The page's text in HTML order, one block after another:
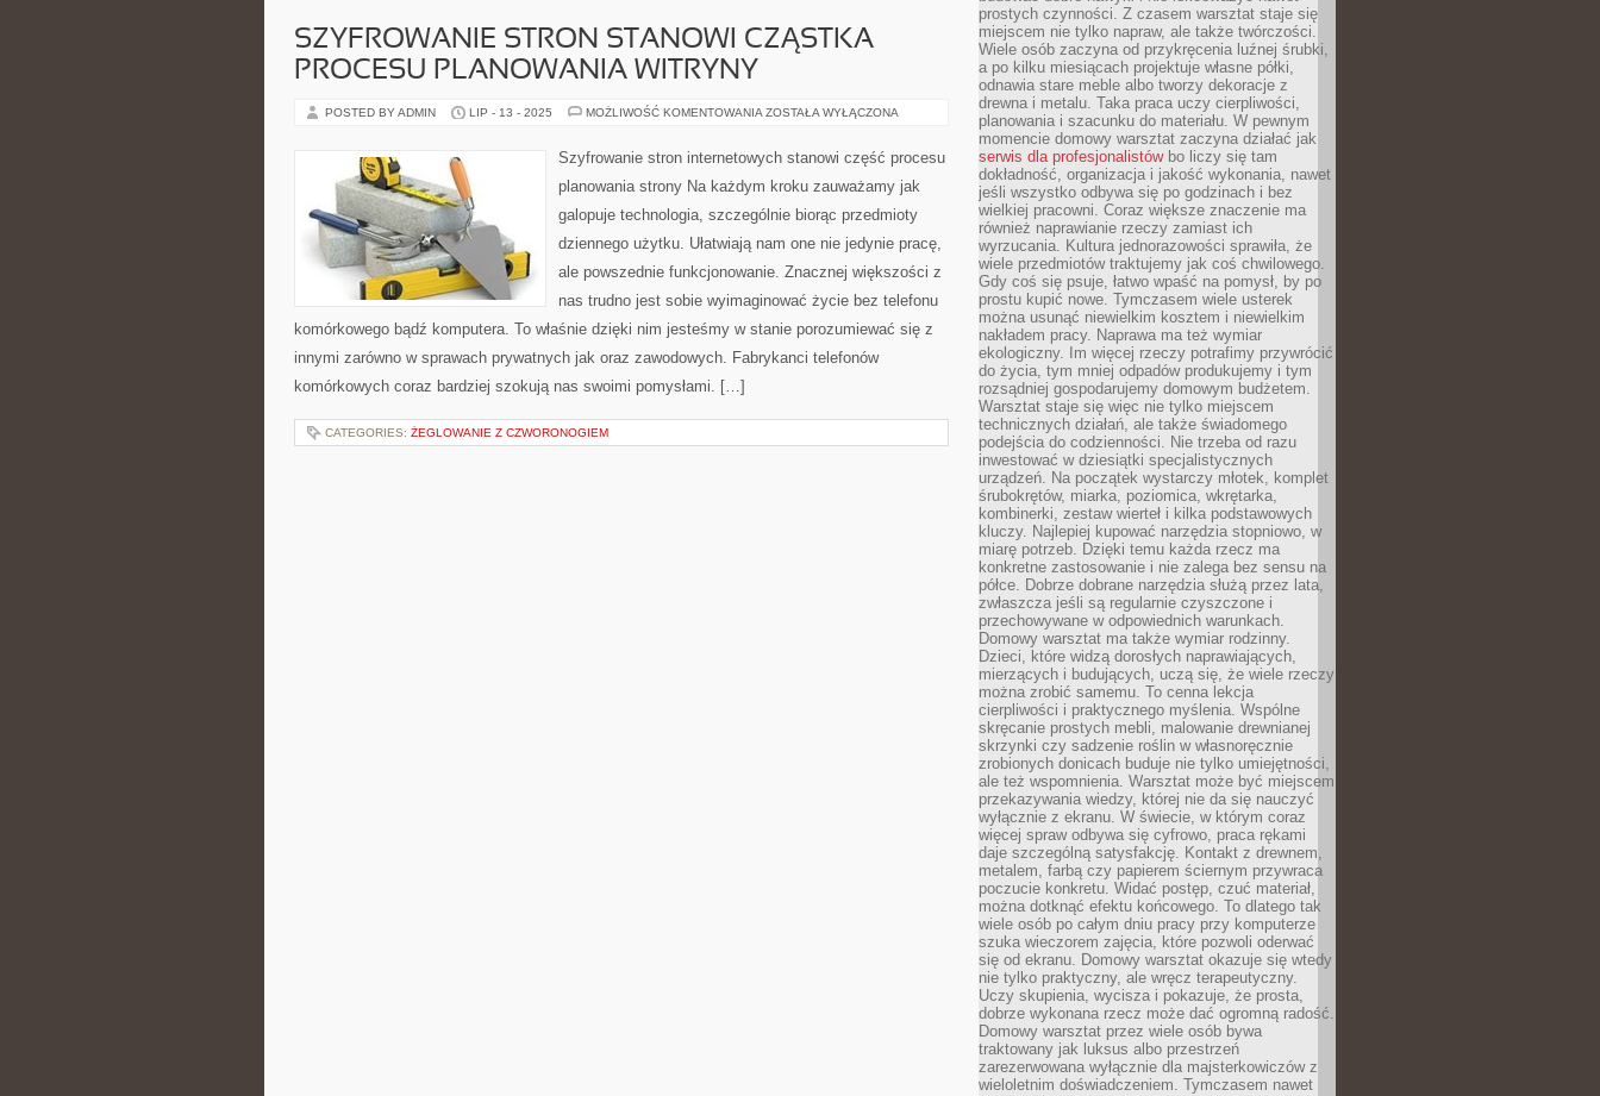
SZYFROWANIE STRON STANOWI CZĄSTKA
PROCESU PLANOWANIA WITRYNY
POSTED BY ADMIN LIP - 13 - 2025 MOŻLIWOŚĆ KOMENTOWANIA SZYFROWANIE
CZĄSTKA
PROCESU
WITRYNY
ZOSTAŁA WYŁĄCZONA
Szyfrowanie stron internetowych stanowi część procesu
planowania strony Na każdym kroku zauważamy jak
galopuje technologia, szczególnie biorąc przedmioty
dziennego użytku. Ułatwiają nam one nie jedynie pracę,
ale powszednie funkcjonowanie. Znacznej większości z
nas trudno jest sobie wyimaginować życie bez telefonu
komórkowego bądź komputera. To właśnie dzięki nim jesteśmy w stanie porozumiewać się z
innymi zarówno w sprawach prywatnych jak oraz zawodowych. Fabrykanci telefonów
komórkowych coraz bardziej szokują nas swoimi pomysłami. […]
CATEGORIES: ŻEGLOWANIE Z CZWORONOGIEM
prostych czynności. Z czasem warsztat staje się
miejscem nie tylko napraw, ale także twórczości.
Wiele osób zaczyna od przykręcenia luźnej śrubki,
a po kilku miesiącach projektuje własne półki,
odnawia stare meble albo tworzy dekoracje z
drewna i metalu. Taka praca uczy cierpliwości,
planowania i szacunku do materiału. W pewnym
momencie domowy warsztat zaczyna działać jak
serwis dla profesjonalistówbo liczy się tam
dokładność, organizacja i jakość wykonania, nawet
jeśli wszystko odbywa się po godzinach i bez
wielkiej pracowni. Coraz większe znaczenie ma
również naprawianie rzeczy zamiast ich
wyrzucania. Kultura jednorazowości sprawiła, że
wiele przedmiotów traktujemy jak coś chwilowego.
Gdy coś się psuje, łatwo wpaść na pomysł, by po
prostu kupić nowe. Tymczasem wiele usterek
można usunąć niewielkim kosztem i niewielkim
nakładem pracy. Naprawa ma też wymiar
ekologiczny. Im więcej rzeczy potrafimy przywrócić
do życia, tym mniej odpadów produkujemy i tym
rozsądniej gospodarujemy domowym budżetem.
Warsztat staje się więc nie tylko miejscem
technicznych działań, ale także świadomego
podejścia do codzienności. Nie trzeba od razu
inwestować w dziesiątki specjalistycznych
urządzeń. Na początek wystarczy młotek, komplet
śrubokrętów, miarka, poziomica, wkrętarka,
kombinerki, zestaw wierteł i kilka podstawowych
kluczy. Najlepiej kupować narzędzia stopniowo, w
miarę potrzeb. Dzięki temu każda rzecz ma
konkretne zastosowanie i nie zalega bez sensu na
półce. Dobrze dobrane narzędzia służą przez lata,
zwłaszcza jeśli są regularnie czyszczone i
przechowywane w odpowiednich warunkach.
Domowy warsztat ma także wymiar rodzinny.
Dzieci, które widzą dorosłych naprawiających,
mierzących i budujących, uczą się, że wiele rzeczy
można zrobić samemu. To cenna lekcja
cierpliwości i praktycznego myślenia. Wspólne
skręcanie prostych mebli, malowanie drewnianej
skrzynki czy sadzenie roślin w własnoręcznie
zrobionych donicach buduje nie tylko umiejętności,
ale też wspomnienia. Warsztat może być miejscem
przekazywania wiedzy, której nie da się nauczyć
wyłącznie z ekranu. W świecie, w którym coraz
więcej spraw odbywa się cyfrowo, praca rękami
daje szczególną satysfakcję. Kontakt z drewnem,
metalem, farbą czy papierem ściernym przywraca
poczucie konkretu. Widać postęp, czuć materiał,
można dotknąć efektu końcowego. To dlatego tak
wiele osób po całym dniu pracy przy komputerze
szuka wieczorem zajęcia, które pozwoli oderwać
się od ekranu. Domowy warsztat okazuje się wtedy
nie tylko praktyczny, ale wręcz terapeutyczny.
Uczy skupienia, wycisza i pokazuje, że prosta,
dobrze wykonana rzecz może dać ogromną radość.
Domowy warsztat przez wiele osób bywa
traktowany jak luksus albo przestrzeń
zarezerwowana wyłącznie dla majsterkowiczów z
wieloletnim doświadczeniem. Tymczasem nawet